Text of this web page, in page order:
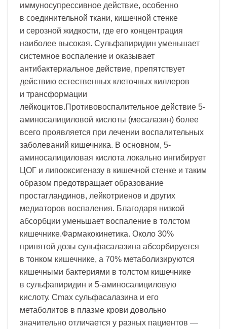
иммуносупрессивное действие, особенно
в соединительной ткани, кишечной стенке
и серозной жидкости, где его концентрация
наиболее высокая. Сульфапиридин уменьшает
системное воспаление и оказывает
антибактериальное действие, препятствует
действию естественных клеточных киллеров
и трансформации
лейкоцитов.Противовоспалительное действие 5-
аминосалициловой кислоты (месалазин) более
всего проявляется при лечении воспалительных
заболеваний кишечника. В основном, 5-
аминосалициловая кислота локально ингибирует
ЦОГ и липооксигеназу в кишечной стенке и таким
образом предотвращает образование
простагландинов, лейкотриенов и других
медиаторов воспаления. Благодаря низкой
абсорбции уменьшает воспаление в толстом
кишечнике.Фармакокинетика. Около 30%
принятой дозы сульфасалазина абсорбируется
в тонком кишечнике, а 70% метаболизируются
кишечными бактериями в толстом кишечнике
в сульфапиридин и 5-аминосалициловую
кислоту. Сmax сульфасалазина и его
метаболитов в плазме крови довольно
значительно отличается у разных пациентов —